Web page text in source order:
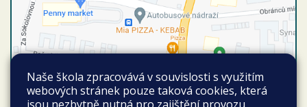
Autobusové spojení
Březnice autobusová stanice
Vyhledat spojení
Naše škola zpracovává v souvislosti s využitím
webových stránek pouze taková cookies, která